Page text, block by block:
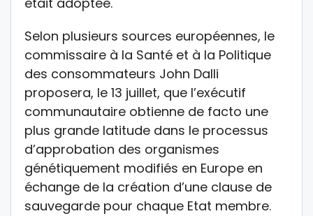
Selon plusieurs sources européennes, le
commissaire à la Santé et à la Politique
des consommateurs John Dalli
proposera, le 13 juillet, que l’exécutif
communautaire obtienne de facto une
plus grande latitude dans le processus
d’approbation des organismes
génétiquement modifiés en Europe en
échange de la création d’une clause de
sauvegarde pour chaque Etat membre.